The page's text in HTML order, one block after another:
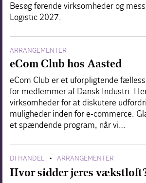
Besøg førende virksomheder og
Logistic 2027.
ARRANGEMENTER
eCom Club hos Aasted
eCom Club er et uforpligtende
for medlemmer af Dansk Industri.
virksomheder for at diskutere
muligheder inden for e-commerce.
et spændende program, når vi…
DI HANDEL • ARRANGEMENTER
Hvor sidder jeres